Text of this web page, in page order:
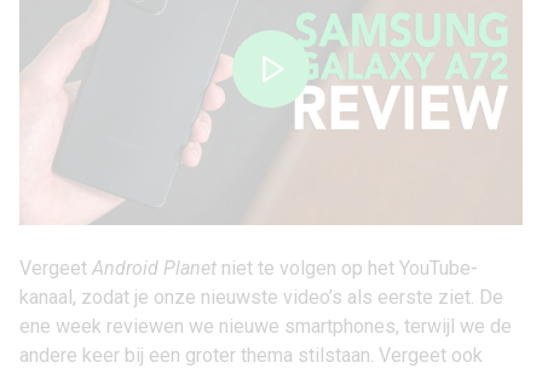
Vergeet Android Planet niet te volgen op het YouTube-
kanaal, zodat je onze nieuwste video’s als eerste ziet. De
ene week reviewen we nieuwe smartphones, terwijl we de
andere keer bij een groter thema stilstaan. Vergeet ook